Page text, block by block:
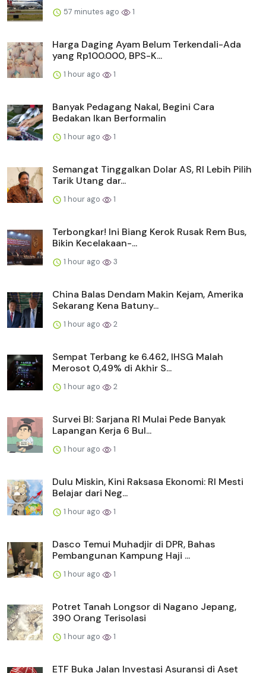
57 minutes ago 1
Harga Daging Ayam Belum Terkendali-Ada
yang Rp100.000, BPS-K...
1 hour ago 1
Banyak Pedagang Nakal, Begini Cara
Bedakan Ikan Berformalin
1 hour ago 1
Semangat Tinggalkan Dolar AS, RI Lebih Pilih
Tarik Utang dar...
1 hour ago 1
Terbongkar! Ini Biang Kerok Rusak Rem Bus,
Bikin Kecelakaan-...
1 hour ago 3
China Balas Dendam Makin Kejam, Amerika
Sekarang Kena Batuny...
1 hour ago 2
Sempat Terbang ke 6.462, IHSG Malah
Merosot 0,49% di Akhir S...
1 hour ago 2
Survei BI: Sarjana RI Mulai Pede Banyak
Lapangan Kerja 6 Bul...
1 hour ago 1
Dulu Miskin, Kini Raksasa Ekonomi: RI Mesti
Belajar dari Neg...
1 hour ago 1
Dasco Temui Muhadjir di DPR, Bahas
Pembangunan Kampung Haji ...
1 hour ago 1
Potret Tanah Longsor di Nagano Jepang,
390 Orang Terisolasi
1 hour ago 1
ETF Buka Jalan Investasi Asuransi di Aset